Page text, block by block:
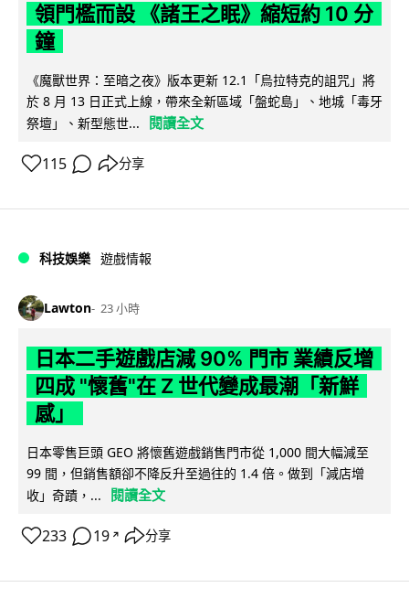
領門檻而設 《諸王之眠》縮短約 10 分
鐘
《魔獸世界：至暗之夜》版本更新 12.1「烏拉特克的詛咒」將
於 8 月 13 日正式上線，帶來全新區域「盤蛇島」、地城「毒牙
祭壇」、新型態世...
閱讀全文
115 分享
科技娛樂 遊戲情報
Lawton 23 小時
日本二手遊戲店減 90% 門市 業績反增
四成 "懷舊"在 Z 世代變成最潮「新鮮
感」
日本零售巨頭 GEO 將懷舊遊戲銷售門市從 1,000 間大幅減至
99 間，但銷售額卻不降反升至過往的 1.4 倍。做到「減店增
收」奇蹟，...
閱讀全文
233 19 ↗ 分享